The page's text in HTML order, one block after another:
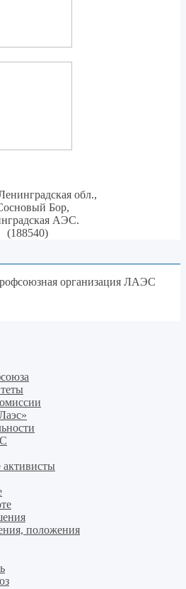
обл.,
Бор,
АЭС.
(188540)
организация ЛАЭС
положения